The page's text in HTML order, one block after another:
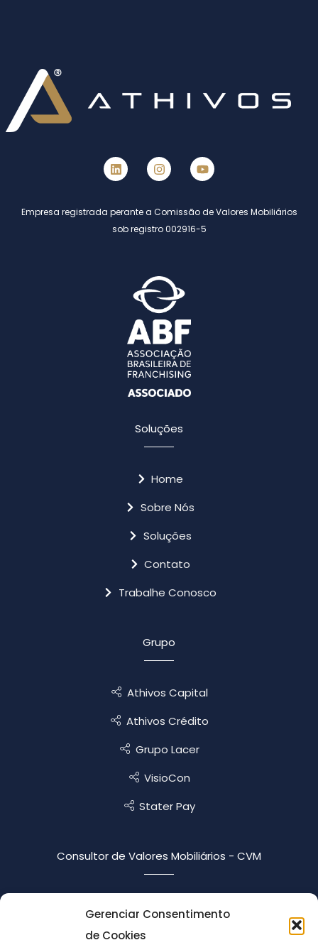
Gerenciar Consentimento
de Cookies
Empresa registrada perante a Comissão de Valores Mobiliários
sob registro 002916-5
Soluções
Home
Sobre Nós
Soluções
Contato
Trabalhe Conosco
Grupo
Athivos Capital
Athivos Crédito
Grupo Lacer
VisioCon
Stater Pay
Consultor de Valores Mobiliários - CVM
Código de Ética
Formulário de Referência